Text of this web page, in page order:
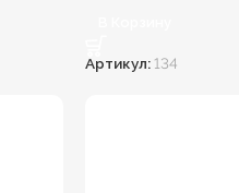
Артикул: 134